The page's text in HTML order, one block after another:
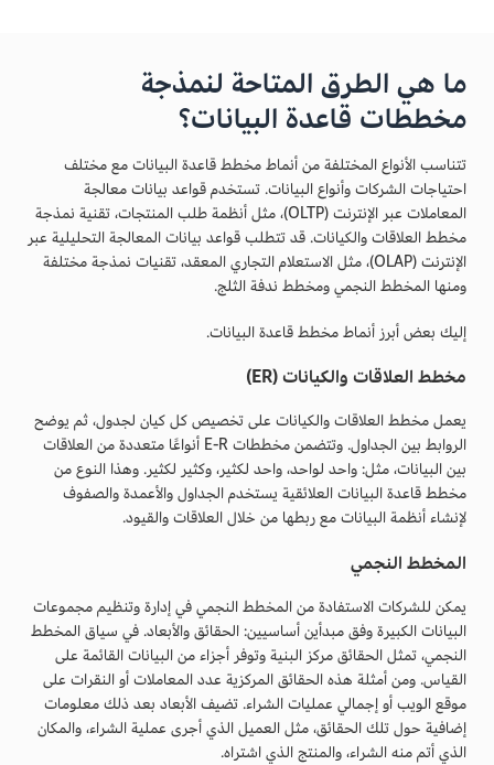
ما هي الطرق المتاحة لنمذجة
مخططات قاعدة البيانات؟
تتناسب الأنواع المختلفة من أنماط مخطط قاعدة البيانات مع مختلف
احتياجات الشركات وأنواع البيانات. تستخدم قواعد بيانات معالجة
المعاملات عبر الإنترنت (OLTP)، مثل أنظمة طلب المنتجات، تقنية نمذجة
مخطط العلاقات والكيانات. قد تتطلب قواعد بيانات المعالجة التحليلية عبر
الإنترنت (OLAP)، مثل الاستعلام التجاري المعقد، تقنيات نمذجة مختلفة
ومنها المخطط النجمي ومخطط ندفة الثلج.
إليك بعض أبرز أنماط مخطط قاعدة البيانات.
مخطط العلاقات والكيانات (ER)
يعمل مخطط العلاقات والكيانات على تخصيص كل كيان لجدول، ثم يوضح
الروابط بين الجداول. وتتضمن مخططات E-R أنواعًا متعددة من العلاقات
بين البيانات، مثل: واحد لواحد، واحد لكثير، وكثير لكثير. وهذا النوع من
مخطط قاعدة البيانات العلائقية يستخدم الجداول والأعمدة والصفوف
لإنشاء أنظمة البيانات مع ربطها من خلال العلاقات والقيود.
المخطط النجمي
يمكن للشركات الاستفادة من المخطط النجمي في إدارة وتنظيم مجموعات
البيانات الكبيرة وفق مبدأين أساسيين: الحقائق والأبعاد. في سياق المخطط
النجمي، تمثل الحقائق مركز البنية وتوفر أجزاء من البيانات القائمة على
القياس. ومن أمثلة هذه الحقائق المركزية عدد المعاملات أو النقرات على
موقع الويب أو إجمالي عمليات الشراء. تضيف الأبعاد بعد ذلك معلومات
إضافية حول تلك الحقائق، مثل العميل الذي أجرى عملية الشراء، والمكان
الذي أتم منه الشراء، والمنتج الذي اشتراه.